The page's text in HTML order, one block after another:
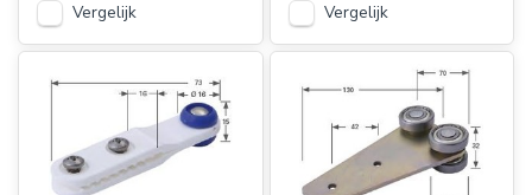
Vergelijk Vergelijk